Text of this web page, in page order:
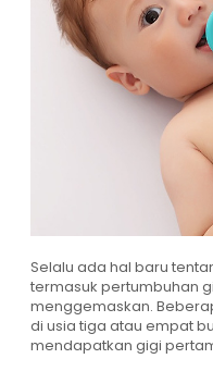
Selalu ada hal baru
termasuk pertumbuhan
menggemaskan.
di usia tiga atau empat
mendapatkan gigi